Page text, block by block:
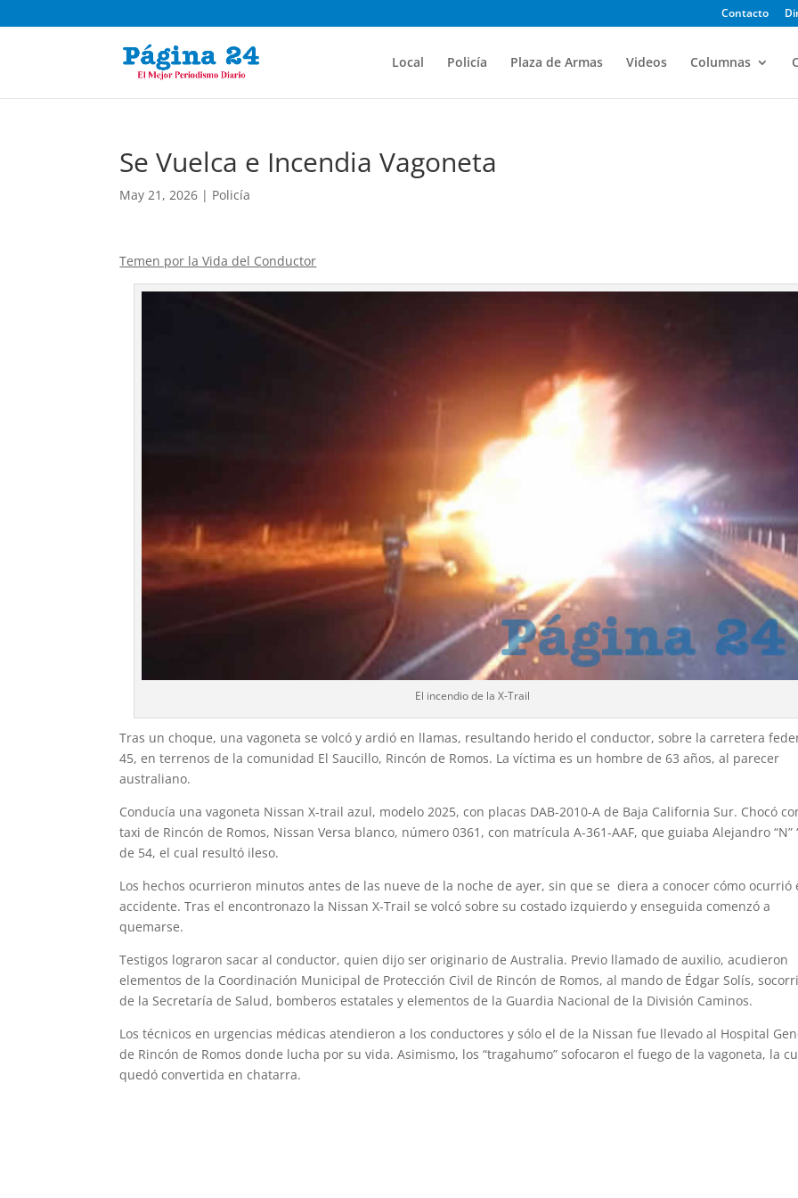
Contacto
Local Policía Plaza de Armas Videos Columnas
Se Vuelca e Incendia Vagoneta
May 21, 2026 | Policía
Temen por la Vida del Conductor
El incendio de la X-Trail
Tras un choque, una vagoneta se volcó y ardió en llamas, resultando herido el conductor, sobre la carretera
45, en terrenos de la comunidad El Saucillo, Rincón de Romos. La víctima es un hombre de 63 años, al parecer
australiano.
Conducía una vagoneta Nissan X-trail azul, modelo 2025, con placas DAB-2010-A de Baja California Sur. Chocó
taxi de Rincón de Romos, Nissan Versa blanco, número 0361, con matrícula A-361-AAF, que guiaba Alejandro “N”
de 54, el cual resultó ileso.
Los hechos ocurrieron minutos antes de las nueve de la noche de ayer, sin que se diera a conocer cómo ocurrió
accidente. Tras el encontronazo la Nissan X-Trail se volcó sobre su costado izquierdo y enseguida comenzó a
quemarse.
Testigos lograron sacar al conductor, quien dijo ser originario de Australia. Previo llamado de auxilio, acudieron
elementos de la Coordinación Municipal de Protección Civil de Rincón de Romos, al mando de Édgar Solís,
de la Secretaría de Salud, bomberos estatales y elementos de la Guardia Nacional de la División Caminos.
Los técnicos en urgencias médicas atendieron a los conductores y sólo el de la Nissan fue llevado al Hospital
de Rincón de Romos donde lucha por su vida. Asimismo, los “tragahumo” sofocaron el fuego de la vagoneta, la
quedó convertida en chatarra.